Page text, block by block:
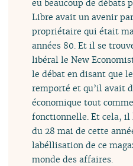
eu beaucoup de débats
Libre avait un avenir
propriétaire qui était
années 80. Et il se
libéral le New
le débat en disant que
remporté et qu’il avait
économique tout
fonctionnelle. Et cela, il
du 28 mai de cette
labéllisation de ce
monde des affaires.